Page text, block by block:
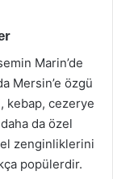
Marin’de
Mersin’e özgü
kebap, cezerye
da özel
zenginliklerini
popülerdir.